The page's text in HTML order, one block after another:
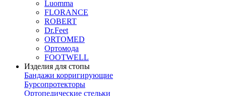
Luomma
FLORANCE
ROBERT
Dr.Feet
ORTOMED
Ортомода
FOOTWELL
Изделия для стопы
Бандажи корригирующие
Бурсопротекторы
Ортопедические стельки